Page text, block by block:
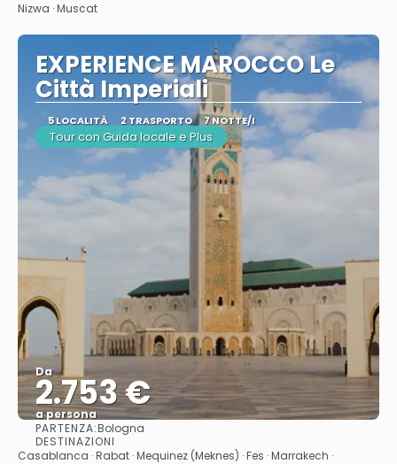
Nizwa · Muscat
EXPERIENCE MAROCCO Le
Città Imperiali
5 LOCALITÀ 2 TRASPORTO 7 NOTTE/I
Tour con Guida locale e Plus
Da
2.753 €
a persona
PARTENZA:Bologna
DESTINAZIONI
Casablanca · Rabat · Mequinez (Meknes) · Fes · Marrakech ·